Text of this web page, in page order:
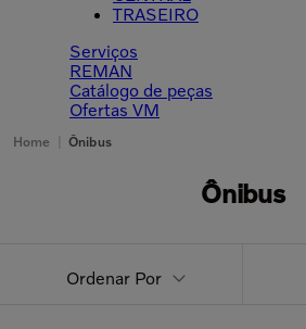
TRASEIRO
Serviços
REMAN
Catálogo de peças
Ofertas VM
Home Ônibus
Ônibus
Ordenar Por